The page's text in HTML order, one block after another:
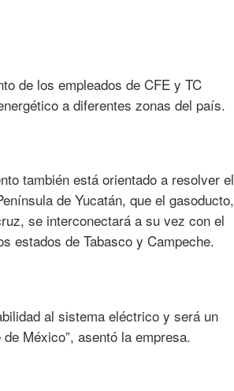
de los empleados de CFE y TC
a diferentes zonas del país.
también está orientado a resolver el
de Yucatán, que el gasoducto,
se interconectará a su vez con el
estados de Tabasco y Campeche.
al sistema eléctrico y será un
México”, asentó la empresa.